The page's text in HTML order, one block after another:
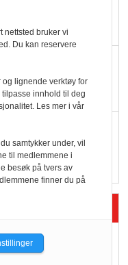
i butikken
norske
nettsted bruker vi
Du kan reservere
og lignende verktøy for
innhold til deg
Les mer i vår
samtykker under, vil
til medlemmene i
besøk på tvers av
finner du på